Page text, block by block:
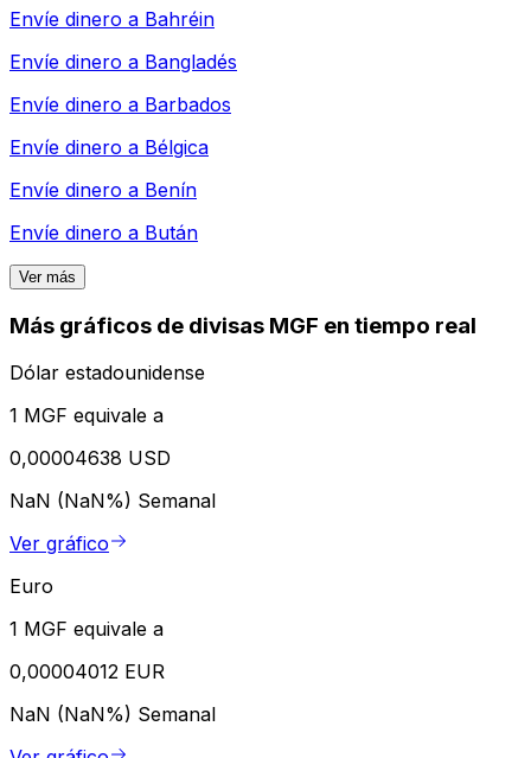
Envíe dinero a Bahréin
Envíe dinero a Bangladés
Envíe dinero a Barbados
Envíe dinero a Bélgica
Envíe dinero a Benín
Envíe dinero a Bután
Ver más
Más gráficos de divisas MGF en tiempo real
Dólar estadounidense
1 MGF equivale a
0,00004638 USD
NaN (NaN%) Semanal
Ver gráfico
Euro
1 MGF equivale a
0,00004012 EUR
NaN (NaN%) Semanal